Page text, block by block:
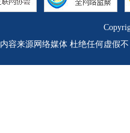
内容来源网络媒体 杜绝任何虚假